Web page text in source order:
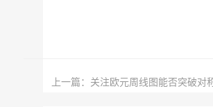
上一篇：关注欧元周线图能否突破对